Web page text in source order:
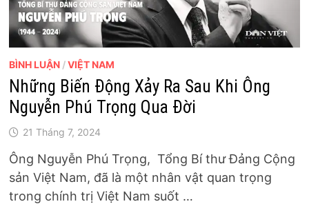
BÌNH LUẬN /VIỆT NAM
Những Biến Động Xảy Ra Sau Khi Ông
Nguyễn Phú Trọng Qua Đời
21 Tháng 7, 2024
Ông Nguyễn Phú Trọng, Tổng Bí thư Đảng Cộng
sản Việt Nam, đã là một nhân vật quan trọng
trong chính trị Việt Nam suốt …